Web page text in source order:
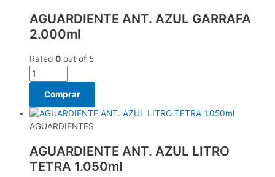
AGUARDIENTE ANT. AZUL GARRAFA
2.000ml
Rated 0 out of 5
Comprar
AGUARDIENTES
AGUARDIENTE ANT. AZUL LITRO
TETRA 1.050ml